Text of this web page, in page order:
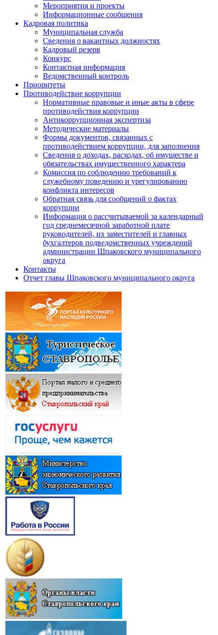
Мероприятия и проекты
Информационные сообщения
Кадровая политика
Муниципальная служба
Сведения о вакантных должностях
Кадровый резерв
Конкурс
Контактная информация
Ведомственный контроль
Приоритеты
Противодействие коррупции
Нормативные правовые и иные акты в сфере
противодействия коррупции
Антикоррупционная экспертиза
Методические материалы
Формы документов, связанных с
противодействием коррупции, для заполнения
Сведения о доходах, расходах, об имуществе и
обязательствах имущественного характера
Комиссия по соблюдению требований к
служебному поведению и урегулированию
конфликта интересов
Обратная связь для сообщений о фактах
коррупции
Информация о рассчитываемой за календарный
год среднемесячной заработной плате
руководителей, их заместителей и главных
бухгалтеров подведомственных учреждений
администрации Шпаковского муниципального
округа
Контакты
Отчет главы Шпаковского муниципального округа